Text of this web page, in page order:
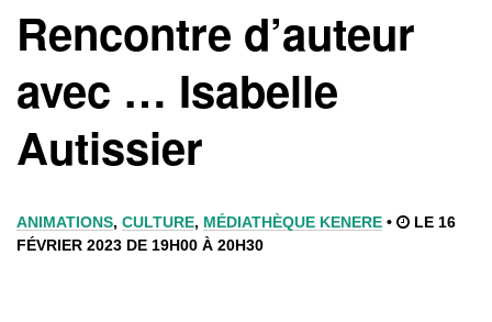
Rencontre d’auteur
avec … Isabelle
Autissier
ANIMATIONS, CULTURE, MÉDIATHÈQUE KENERE •
LE 16
FÉVRIER 2023 DE 19H00 À 20H30